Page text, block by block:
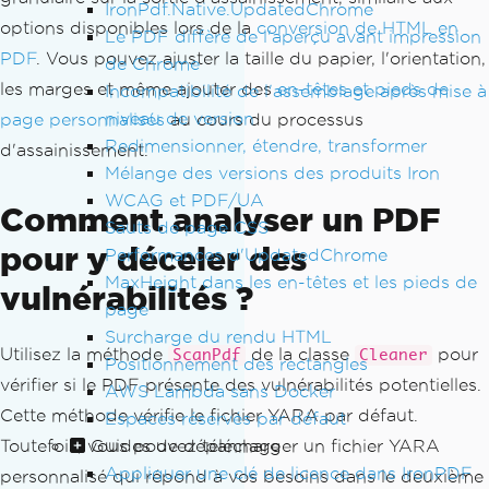
IronPdf.Native.UpdatedChrome
Le PDF diffère de l'aperçu avant impression
de Chrome
Incompatibilité de l'assemblage après mise à
niveau de version
Redimensionner, étendre, transformer
Mélange des versions des produits Iron
WCAG et PDF/UA
Sauts de page CSS
Performances d'UpdatedChrome
MaxHeight dans les en-têtes et les pieds de
page
Surcharge du rendu HTML
Positionnement des rectangles
AWS Lambda sans Docker
Espaces réservés par défaut
Guides de dépannage
Appliquer une clé de licence dans IronPDF
PdfDocument sanitizeWithSvg = Cleaner.
SanitizeWithSvg(pdf, options);
// Export PDFs
sanitizeWithSvg
SaveAs
"sanitizeWithSv
g.pdf");
options disponibles lors de la conversion de HTML en
PDF. Vous pouvez ajuster la taille du papier, l'orientation,
les marges et même ajouter desen-têtes et pieds de
page personnalisésau cours du processus
d'assainissement.
Comment analyser un PDF
pour y déceler des
vulnérabilités ?
Utilisez la méthode ScanPdf de la classe Cleaner
pour
vérifier si le PDF présente des vulnérabilités potentielles.
Cette méthode vérifie le fichier YARA par défaut.
Toutefois, vous pouvez télécharger un fichier YARA
personnalisé qui répond à vos besoins dans le deuxième